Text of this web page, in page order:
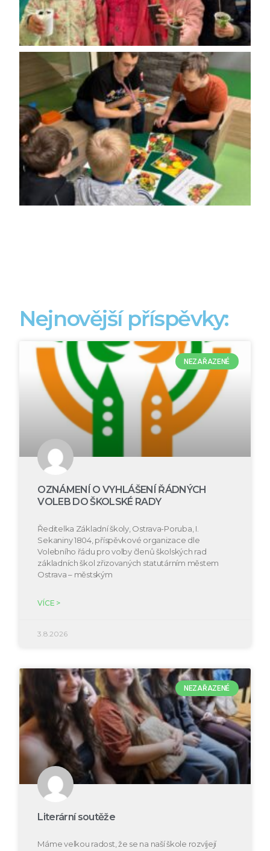
Nejnovější příspěvky:
NEZAŘAZENÉ
OZNÁMENÍ O VYHLÁŠENÍ ŘÁDNÝCH
VOLEB DO ŠKOLSKÉ RADY
Ředitelka Základní školy, Ostrava-Poruba, I.
Sekaniny 1804, příspěvkové organizace dle
Volebního řádu pro volby členů školských rad
základních škol zřizovaných statutárním městem
Ostrava – městským
VÍCE >
3.8.2026
NEZAŘAZENÉ
Literární soutěže
Máme velkou radost, že se na naší škole rozvíjejí